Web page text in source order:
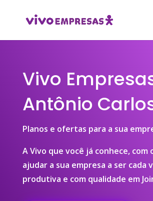
Vivo
Antônio
Planos e ofertas para a sua
A Vivo que você já conhece, com
ajudar a sua empresa a ser cada
produtiva e com qualidade em